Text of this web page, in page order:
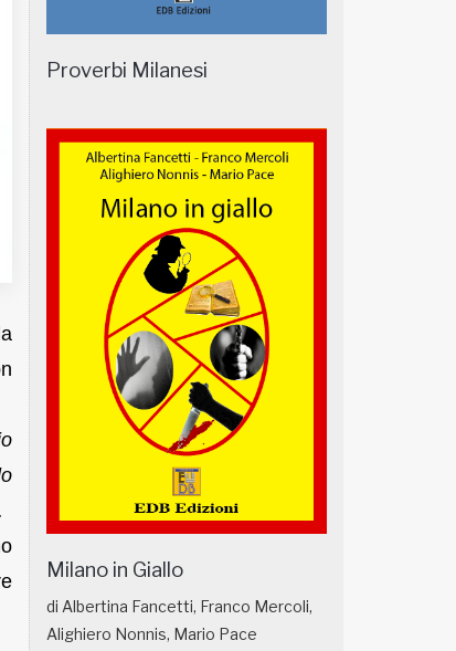
Proverbi Milanesi
Milano in Giallo
di Albertina Fancetti, Franco Mercoli,
Alighiero Nonnis, Mario Pace